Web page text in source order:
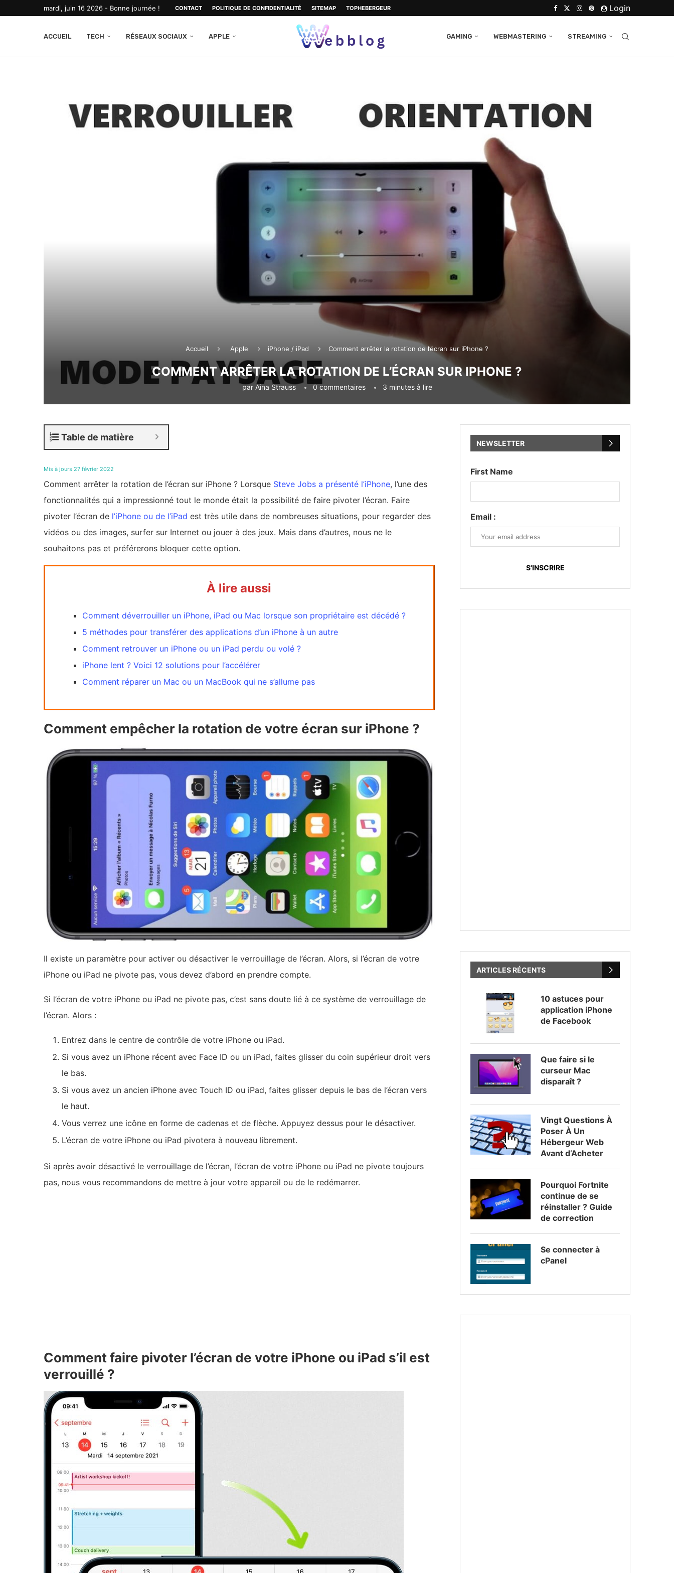
mardi, juin 16 2026 - Bonne journée ! CONTACT POLITIQUE DE CONFIDENTIALITÉ SITEMAP TOPHEBERGEUR Login
ACCUEIL TECH RÉSEAUX SOCIAUX APPLE GAMING WEBMASTERING STREAMING
Accueil Apple iPhone / iPad Comment arrêter la rotation de l’écran sur iPhone ?
COMMENT ARRÊTER LA ROTATION DE L’ÉCRAN SUR IPHONE ?
par Aina Strauss 0 commentaires 3 minutes à lire
Table de matière
Mis à jours 27 février 2022
Comment arrêter la rotation de l’écran sur iPhone ? Lorsque Steve Jobs a présenté l’iPhone, l’une des
fonctionnalités qui a impressionné tout le monde était la possibilité de faire pivoter l’écran. Faire
pivoter l’écran de l’iPhone ou de l’iPad est très utile dans de nombreuses situations, pour regarder des
vidéos ou des images, surfer sur Internet ou jouer à des jeux. Mais dans d’autres, nous ne le
souhaitons pas et préférerons bloquer cette option.
À lire aussi
Comment déverrouiller un iPhone, iPad ou Mac lorsque son propriétaire est décédé ?
5 méthodes pour transférer des applications d’un iPhone à un autre
Comment retrouver un iPhone ou un iPad perdu ou volé ?
iPhone lent ? Voici 12 solutions pour l’accélérer
Comment réparer un Mac ou un MacBook qui ne s’allume pas
Comment empêcher la rotation de votre écran sur iPhone ?
Il existe un paramètre pour activer ou désactiver le verrouillage de l’écran. Alors, si l’écran de votre
iPhone ou iPad ne pivote pas, vous devez d’abord en prendre compte.
Si l’écran de votre iPhone ou iPad ne pivote pas, c’est sans doute lié à ce système de verrouillage de
l’écran. Alors :
Entrez dans le centre de contrôle de votre iPhone ou iPad.
Si vous avez un iPhone récent avec Face ID ou un iPad, faites glisser du coin supérieur droit vers
le bas.
Si vous avez un ancien iPhone avec Touch ID ou iPad, faites glisser depuis le bas de l’écran vers
le haut.
Vous verrez une icône en forme de cadenas et de flèche. Appuyez dessus pour le désactiver.
L’écran de votre iPhone ou iPad pivotera à nouveau librement.
Si après avoir désactivé le verrouillage de l’écran, l’écran de votre iPhone ou iPad ne pivote toujours
pas, nous vous recommandons de mettre à jour votre appareil ou de le redémarrer.
Comment faire pivoter l’écran de votre iPhone ou iPad s’il est
verrouillé ?
NEWSLETTER
First Name
Email :
ARTICLES RÉCENTS
10 astuces pour
application iPhone
de Facebook
Que faire si le
curseur Mac
disparaît ?
Vingt Questions À
Poser À Un
Hébergeur Web
Avant d’Acheter
Pourquoi Fortnite
continue de se
réinstaller ? Guide
de correction
Se connecter à
cPanel